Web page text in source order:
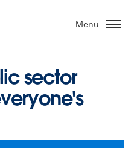
Menu
sector